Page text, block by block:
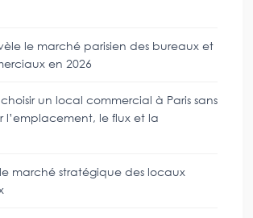
le marché parisien des bureaux et
en 2026
un local commercial à Paris sans
l’emplacement, le flux et la
le marché stratégique des locaux